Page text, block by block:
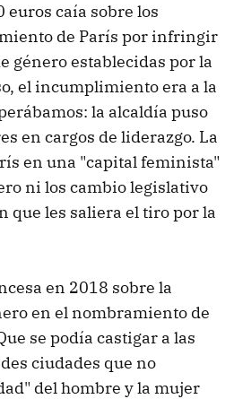
euros caía sobre los
de París por infringir
género establecidas por la
el incumplimiento era a la
la alcaldía puso
en cargos de liderazgo. La
en una "capital feminista"
ni los cambio legislativo
que les saliera el tiro por la
en 2018 sobre la
en el nombramiento de
se podía castigar a las
ciudades que no
del hombre y la mujer